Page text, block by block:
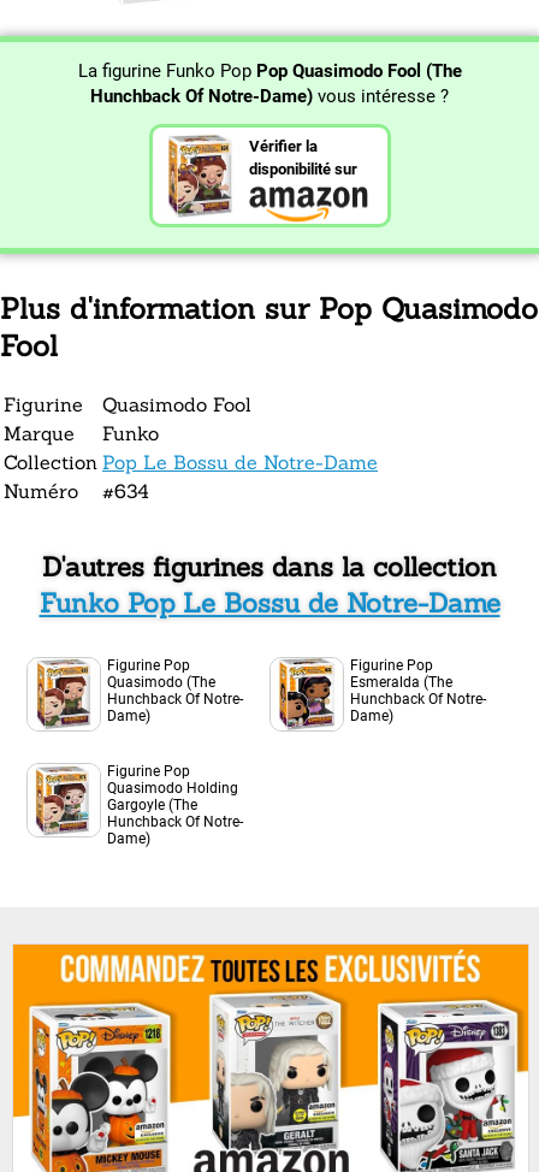
La figurine Funko Pop Pop Quasimodo Fool (The
Hunchback Of Notre-Dame) vous intéresse ?
Vérifier la
disponibilité sur
Plus d'information sur Pop Quasimodo
Fool
Figurine
Quasimodo Fool
Marque
Funko
Collection Pop Le Bossu de Notre-Dame
Numéro
#634
D'autres figurines dans la collection
Funko Pop Le Bossu de Notre-Dame
Figurine Pop
Quasimodo (The
Hunchback Of Notre-
Dame)
Figurine Pop
Esmeralda (The
Hunchback Of Notre-
Dame)
Figurine Pop
Quasimodo Holding
Gargoyle (The
Hunchback Of Notre-
Dame)